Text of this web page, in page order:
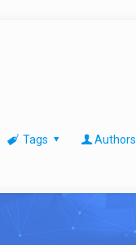
Tags Authors